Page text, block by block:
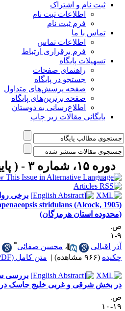
ثبت نام و اشتراک
اطلاعات ثبت نام
فرم ثبت نام
تماس با ما
اطلاعات تماس
فرم برقراری ارتباط
تسهیلات پایگاه
راهنمای صفحات
جستجو در پایگاه
صفحه پرسش‌های متداول
صفحه برترین‌های پایگاه
اطلاع‌رسانی به دوستان
بایگانی مقالات زیر چاپ
دوره ۱۵، شماره ۳ - ( پاییز ۱۴۰۴ )
برخی
استان هرمزگان)
اقبالی
،محسن صفائی
(۹۶۶ مشاهده) | متن کامل (PDF)
بررسی
بخش شرقی و غربی خلیج جاسک در
۱۰